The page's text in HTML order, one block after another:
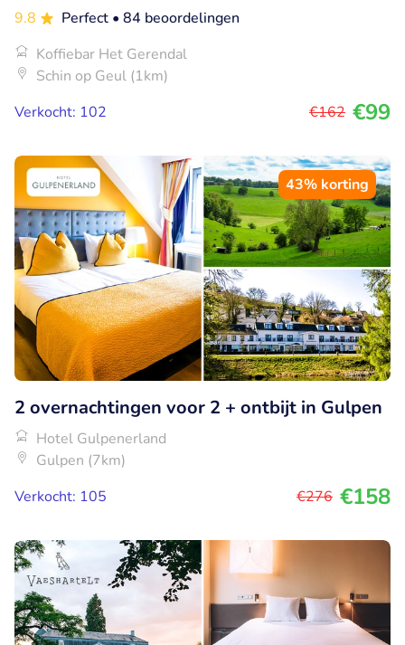
9.8 Perfect • 84 beoordelingen
Koffiebar Het Gerendal
Schin op Geul (1km)
Verkocht: 102
€162 €99
43% korting
2 overnachtingen voor 2 + ontbijt in Gulpen
Hotel Gulpenerland
Gulpen (7km)
Verkocht: 105
€276 €158